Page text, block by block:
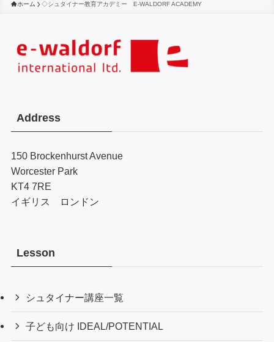
ホーム ◇シュタイナー教育アカデミー E-WALDORF ACADEMY
Address
150 Brockenhurst Avenue
Worcester Park
KT4 7RE
イギリス ロンドン
Lesson
シュタイナー講座一覧
子ども向け IDEAL/POTENTIAL